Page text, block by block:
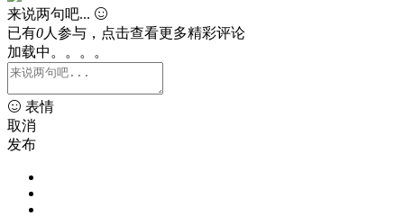
来说两句吧...
已有0人参与，点击查看更多精彩评论
加载中。。。。
表情
取消
发布